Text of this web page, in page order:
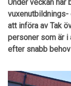
Under veckan har
att införa av Tak
personer som är
efter snabb